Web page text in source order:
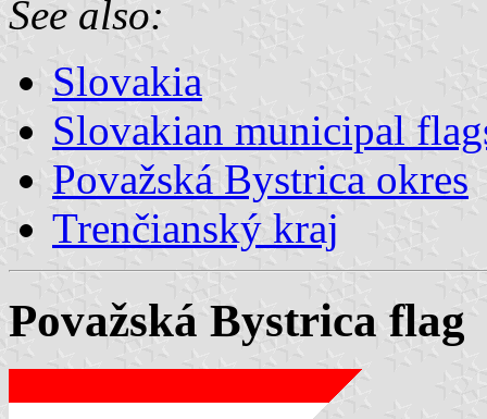
See also:
Slovakia
Slovakian municipal
Považská Bystrica okres
Trenčianský kraj
Považská Bystrica flag